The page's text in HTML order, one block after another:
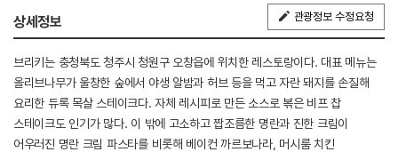
상세정보 관광정보 수정요청
브리키는 충청북도 청주시 청원구 오창읍에 위치한 레스토랑이다. 대표 메뉴는
올리브나무가 울창한 숲에서 야생 알밤과 허브 등을 먹고 자란 돼지를 손질해
요리한 듀록 목살 스테이크다. 자체 레시피로 만든 소스로 볶은 비프 찹
스테이크도 인기가 많다. 이 밖에 고소하고 짭조름한 명란과 진한 크림이
어우러진 명란 크림 파스타를 비롯해 베이컨 까르보나라, 머시룸 치킨